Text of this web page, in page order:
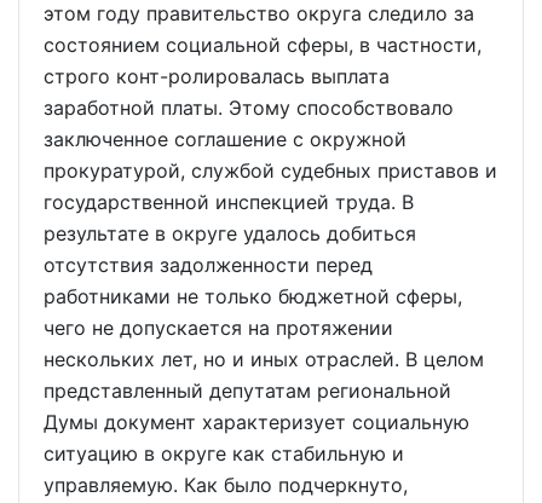
этом году правительство округа следило за
состоянием социальной сферы, в частности,
строго конт-ролировалась выплата
заработной платы. Этому способствовало
заключенное соглашение с окружной
прокуратурой, службой судебных приставов и
государственной инспекцией труда. В
результате в округе удалось добиться
отсутствия задолженности перед
работниками не только бюджетной сферы,
чего не допускается на протяжении
нескольких лет, но и иных отраслей. В целом
представленный депутатам региональной
Думы документ характеризует социальную
ситуацию в округе как стабильную и
управляемую. Как было подчеркнуто,